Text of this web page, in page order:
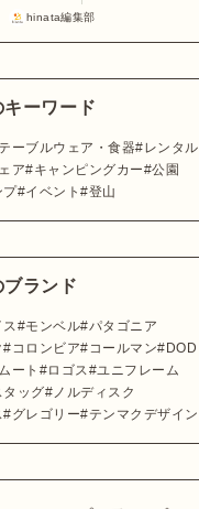
hinata編集部
ーワード
テーブルウェア・食器
レンタル
ア キャンピングカー
公園
プ イベント 登山
ランド
モンベル パタゴニア
コロンビア コールマン
DOD
ート ロゴス
ユニフレーム
タッグ
ノルディスク
グレゴリー テンマクデザイン